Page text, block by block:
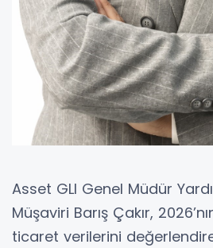
Asset GLI Genel Müdür
Müşaviri Barış Çakır,
ticaret verilerini